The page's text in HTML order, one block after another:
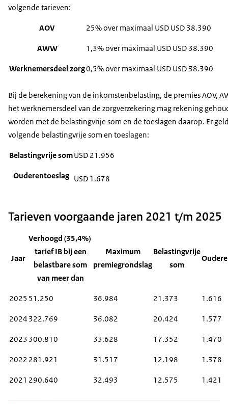
volgende tarieven:
AOV 25% over maximaal USD USD 38.390
AWW 1,3% over maximaal USD USD 38.390
Werknemersdeel zorg0,5% over maximaal USD USD 38.390
Bij de berekening van de inkomstenbelasting, de premies AOV,
het werknemersdeel van de zorgverzekering mag rekening
worden met de belastingvrije som en de toeslagen daarop. Er
volgende belastingvrije som en toeslagen:
Belastingvrije somUSD 21.956
Ouderentoeslag USD 1.678
Tarieven voorgaande jaren 2021 t/m 2025
Jaar
Verhoogd (35,4%)
tarief IB bij een
belastbare som
van meer dan
Maximum
premiegrondslag
Belastingvrije
som
2025 51.250 36.984 21.373 1.616
2024 322.769 36.082 20.424 1.577
2023 300.810 33.628 17.352 1.470
2022 281.921 31.517 12.198 1.378
2021 290.640 32.493 12.575 1.421